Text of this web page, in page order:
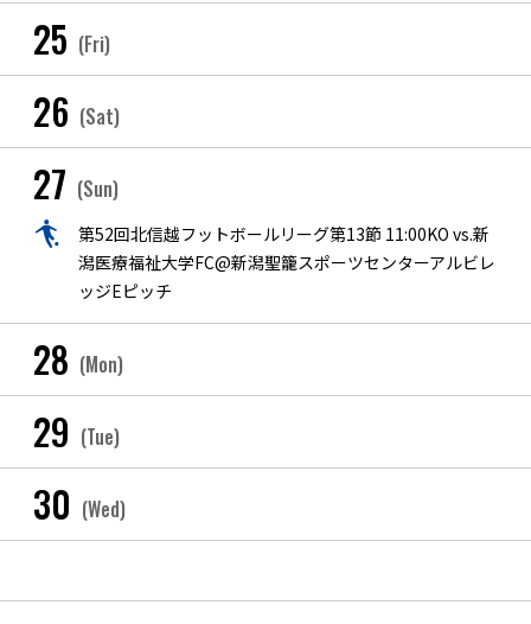
25 (Fri)
26 (Sat)
27 (Sun)
第52回北信越フットボールリーグ第13節 11:00KO vs.新
潟医療福祉大学FC@新潟聖籠スポーツセンターアルビレ
ッジEピッチ
28 (Mon)
29 (Tue)
30 (Wed)